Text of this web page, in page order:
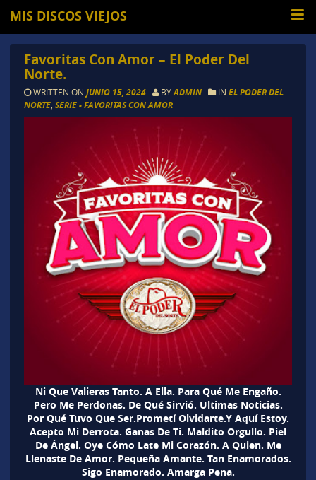
MIS DISCOS VIEJOS
Favoritas Con Amor – El Poder Del
Norte.
WRITTEN ON JUNIO 15, 2024 BYADMIN IN EL PODER DEL
NORTE, SERIE - FAVORITAS CON AMOR
Ni Que Valieras Tanto. A Ella. Para Qué Me Engaño.
Pero Me Perdonas. De Qué Sirvió. Ultimas Noticias.
Por Qué Tuvo Que Ser.Prometí Olvidarte.Y Aquí Estoy.
Acepto Mi Derrota. Ganas De Ti. Maldito Orgullo. Piel
De Ángel. Oye Cómo Late Mi Corazón. A Quien. Me
Llenaste De Amor. Pequeña Amante. Tan Enamorados.
Sigo Enamorado. Amarga Pena.